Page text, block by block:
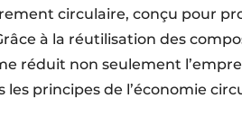
circulaire, conçu pour
à la réutilisation des
réduit non seulement
principes de l’économie